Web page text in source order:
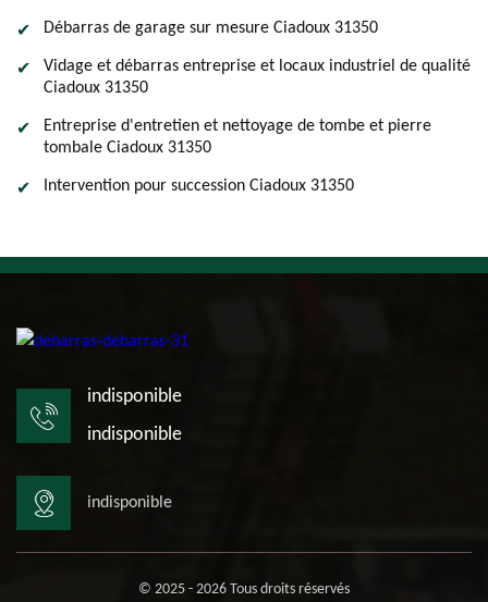
Débarras de garage sur mesure Ciadoux 31350
Vidage et débarras entreprise et locaux industriel de qualité
Ciadoux 31350
Entreprise d'entretien et nettoyage de tombe et pierre
tombale Ciadoux 31350
Intervention pour succession Ciadoux 31350
indisponible
indisponible
indisponible
© 2025 - 2026 Tous droits réservés